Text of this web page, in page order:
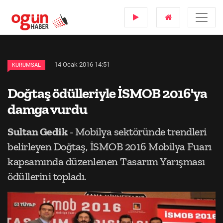
KURUMSAL 14 Ocak 2016 14:51
Doğtaş ödülleriyle İSMOB 2016'ya
damga vurdu
Sultan Gedik- Mobilya sektöründe trendleri
belirleyen Doğtaş, İSMOB 2016 Mobilya Fuarı
kapsamında düzenlenen Tasarım Yarışması
ödüllerini topladı.